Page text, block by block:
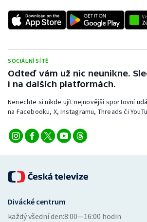
Short track
Sportovní střelba
Stolní tenis
Triatlon
Veslování
Ostatní
SOCIÁLNÍ SÍTĚ
Odteď vám už nic neunikne.
i na dalších platformách.
Nenechte si nikde ujít nejnovější sportovní
na Facebooku, X, Instagramu, Threads či
Divácké centrum
každý všední den:8:00—16:00 hodin